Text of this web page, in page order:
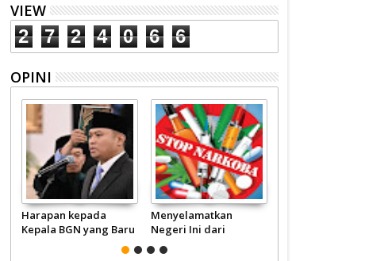
VIEW
2 7 2 4 0 6 6
OPINI
Harapan kepada
Kepala BGN yang Baru
Menyelamatkan
Negeri Ini dari
Narkoba